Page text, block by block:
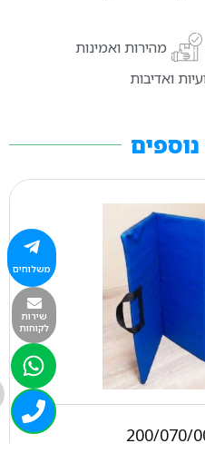
מהירות ואמינות
ואדיבות
משלוחים
שירות
לקוחות